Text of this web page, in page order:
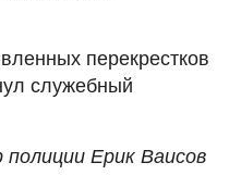
перекрестков
служебный
Ерик Ваисов